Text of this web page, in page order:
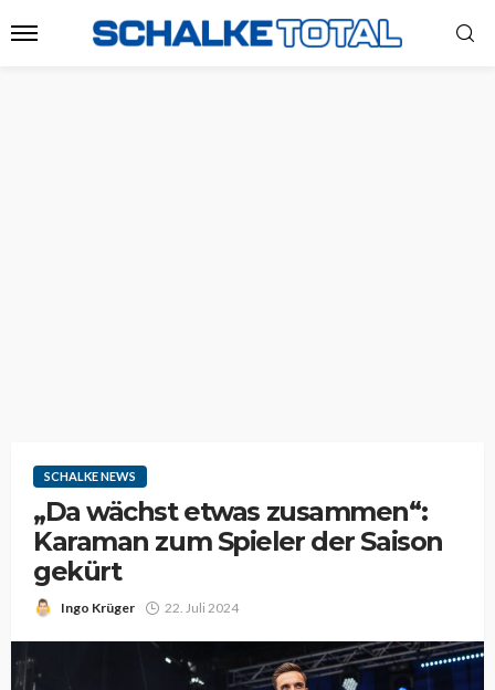
SCHALKE NEWS
„Da wächst etwas zusammen“:
Karaman zum Spieler der Saison
gekürt
Ingo Krüger 22. Juli 2024